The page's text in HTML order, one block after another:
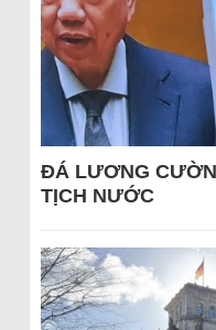
ĐÁ LƯƠNG
TỊCH NƯỚC